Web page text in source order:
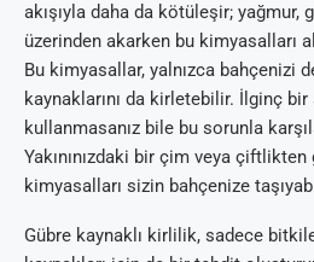
akışıyla daha da kötüleşir; yağmur,
üzerinden akarken bu kimyasalları
Bu kimyasallar, yalnızca bahçenizi
kaynaklarını da kirletebilir. İlginç
kullanmasanız bile bu sorunla
Yakınınızdaki bir çim veya çiftlikten
kimyasalları sizin bahçenize
Gübre kaynaklı kirlilik, sadece